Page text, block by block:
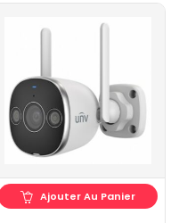
Ajouter Au Panier